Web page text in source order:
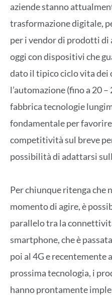
aziende stanno
trasformazione digitale,
per i vendor di prodotti
oggi con dispositivi che
dato il tipico ciclo vita dei
l’automazione (fino a 20
fabbrica tecnologie
fondamentale per
competitività sul breve
possibilità di adattarsi
Per chiunque ritenga che
momento di agire, è
parallelo tra la
smartphone, che è
poi al 4G e recentemente
prossima tecnologia, i
hanno prontamente